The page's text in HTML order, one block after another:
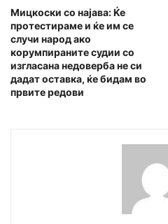
Мицкоски со најава: Ќе
протестираме и ќе им се
случи народ ако
корумпираните судии со
изгласана недоверба не си
дадат оставка, ќе бидам во
првите редови